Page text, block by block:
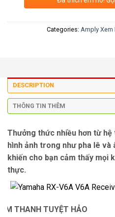
Categories: Amply Xem
DESCRIPTION
THÔNG TIN THÊM
Thưởng thức nhiều hơn từ
hình ảnh trong như pha lê và
khiến cho bạn cảm thấy mọi
thực.
ÂM THANH TUYỆT HẢO